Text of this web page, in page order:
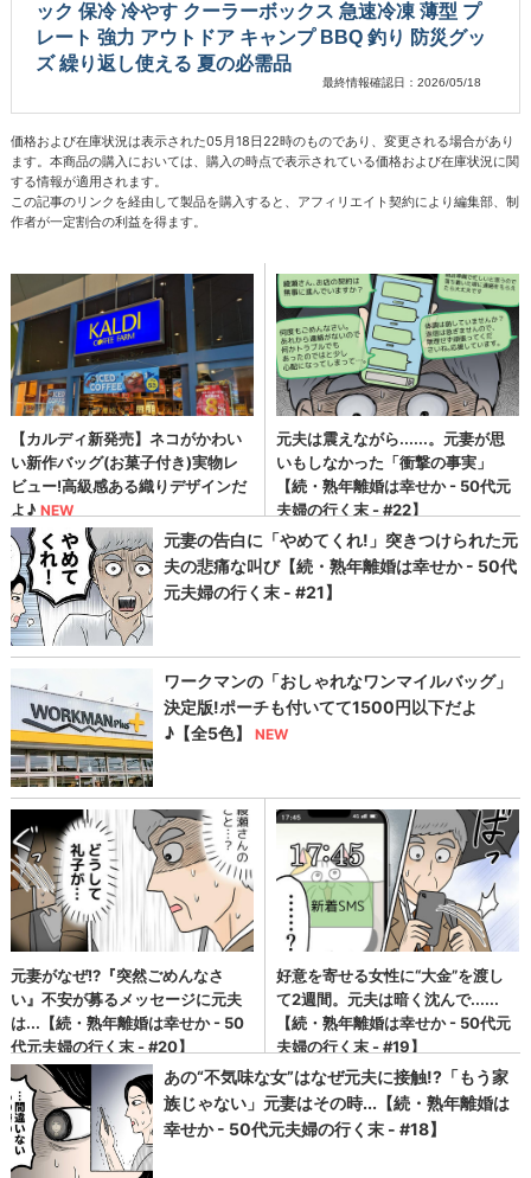
ック 保冷 冷やす クーラーボックス 急速冷凍 薄型 プ
レート 強力 アウトドア キャンプ BBQ 釣り 防災グッ
ズ 繰り返し使える 夏の必需品
最終情報確認日：2026/05/18
価格および在庫状況は表示された05月18日22時のものであり、変更される場合があり
ます。本商品の購入においては、購入の時点で表示されている価格および在庫状況に関
する情報が適用されます。
この記事のリンクを経由して製品を購入すると、アフィリエイト契約により編集部、制
作者が一定割合の利益を得ます。